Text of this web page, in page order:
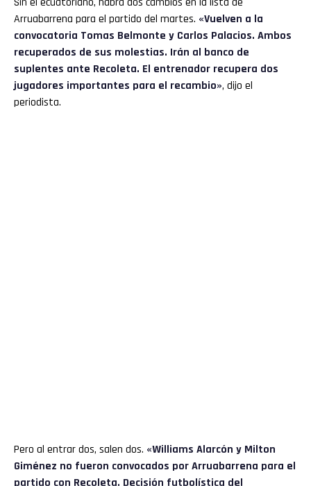
Arruabarrena para el partido del martes. «Vuelven a la
convocatoria Tomas Belmonte y Carlos Palacios. Ambos
recuperados de sus molestias. Irán al banco de
suplentes ante Recoleta. El entrenador recupera dos
jugadores importantes para el recambio», dijo el
periodista.
Pero al entrar dos, salen dos. «Williams Alarcón y Milton
Giménez no fueron convocados por Arruabarrena para el
partido con Recoleta. Decisión futbolística del